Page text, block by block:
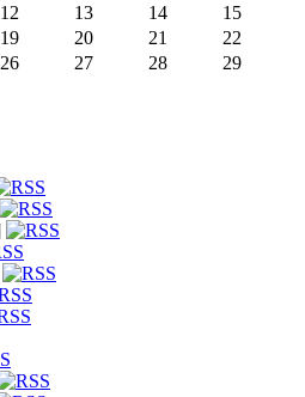
12 13 14
15
19 20 21
22
26 27 28
29